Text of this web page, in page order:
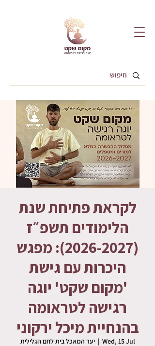
לקראת פתיחת שנת
הלימודים תשפ״ז
(2026-2027): מפגש
היכרות עם גישת
'מקום שקט' יוגה
רגישה לטראומה
בהנחיית מיכל ירקוני
Wed, 15 Jul
  |
יער המאכל בית לחם הגלילית